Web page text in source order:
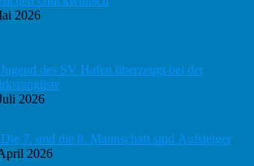
2026
des SV Hafen überzeugt bei der
2026
7. und die 8. Mannschaft sind Aufsteiger
2026